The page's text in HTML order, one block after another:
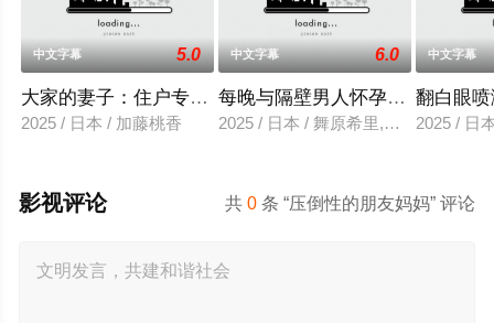
中文字幕 5.0
大家的妻子：住户专用洞口
2025 / 日本 / 加藤桃香
中文字幕 6.0
每晚与隔壁男人怀孕性爱
2025 / 日本 / 舞原希里,佐川金二
中文字幕
翻白眼
2025 / 日
共0 条 “压倒性的朋友妈妈” 评论
影视评论